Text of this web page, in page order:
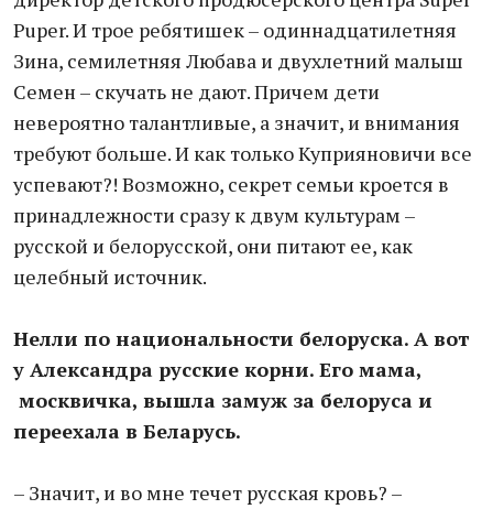
Puper. И трое ребятишек – одиннадцатилетняя
Зина, семилетняя Любава и двухлетний малыш
Семен – скучать не дают. Причем дети
невероятно талантливые, а значит, и внимания
требуют больше. И как только Куприяновичи все
успевают?! Возможно, секрет семьи кроется в
принадлежности сразу к двум культурам –
русской и белорусской, они питают ее, как
целебный источник.
Нелли по национальности белоруска. А вот
у Александра русские корни. Его мама,
москвичка, вышла замуж за белоруса и
переехала в Беларусь.
– Значит, и во мне течет русская кровь? –